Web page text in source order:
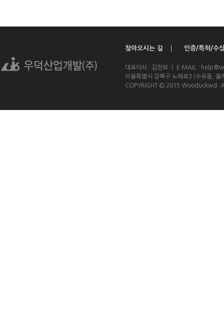
찾아오시는 길 인증/특허/수
대표이사 : 김천보 ㅣ E-MAIL :
서울특별시 강북구 노해로3 (수유동, 쏠
COPYRIGHT © 2015 Wooduckwd.